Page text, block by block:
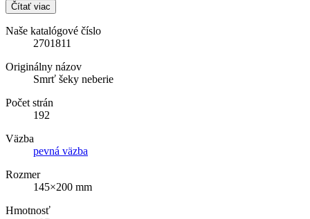
Čítať viac
Naše katalógové číslo
2701811
Originálny názov
Smrť šeky neberie
Počet strán
192
Väzba
pevná väzba
Rozmer
145×200 mm
Hmotnosť